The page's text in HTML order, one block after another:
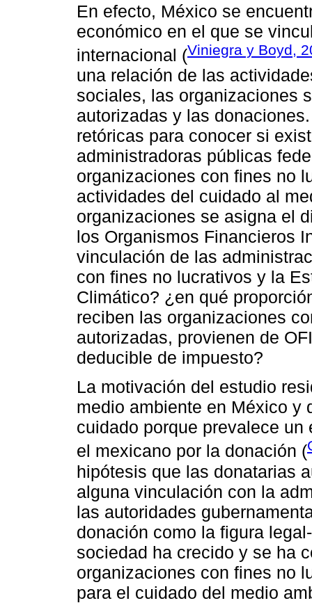
En efecto, México se
económico en el que se
internacional (Viniegra y Boyd,
una relación de las
sociales, las organizaciones
autorizadas y las
retóricas para conocer si
administradoras públicas
organizaciones con fines no
actividades del cuidado al
organizaciones se asigna el
los Organismos Financieros
vinculación de las
con fines no lucrativos y la
Climático? ¿en qué
reciben las organizaciones
autorizadas, provienen de
deducible de impuesto?
La motivación del estudio
medio ambiente en México y
cuidado porque prevalece
el mexicano por la donación (
hipótesis que las donatarias
alguna vinculación con la
las autoridades
donación como la figura
sociedad ha crecido y se ha
organizaciones con fines no
para el cuidado del medio